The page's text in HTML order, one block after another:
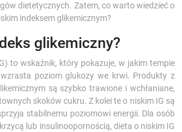
dietetycznych. Zatem, co warto wiedzieć o
indeksem glikemicznym?
glikemiczny?
to wskaźnik, który pokazuje, w jakim tempie
poziom glukozy we krwi. Produkty z
są szybko trawione i wchłaniane,
skoków cukru. Z kolei te o niskim IG są
stabilnemu poziomowi energii. Dla osób
lub insulinoopornością, dieta o niskim IG